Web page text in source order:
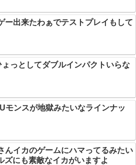
ー出来たわぁでテストプレイもして
ょっとしてダブルインパクトいらな
モンスが地獄みたいなラインナッ
んイカのゲームにハマってるみたい
ズにも素敵なイカがいますよ